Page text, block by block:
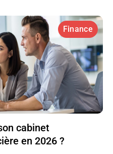
Finance
cabinet
en 2026 ?